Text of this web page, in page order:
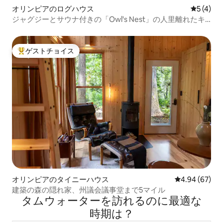
オリンピアのログハウス レビュー
5 (4)
ジャグジーとサウナ付きの「Owl's Nest」の人里離れたキ
大好評のゲストチョイスです。
ゲストチョイス
オリンピアのタイニーハウス レビュー67
4.94 (67)
建築の森の隠れ家、州議会議事堂まで5マイル
タムウォーターを訪⁠れ⁠るの⁠に最⁠適⁠な
時⁠期⁠は⁠？